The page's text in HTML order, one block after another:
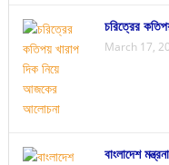
চরিত্রের
March 17,
বাংলাদেশ